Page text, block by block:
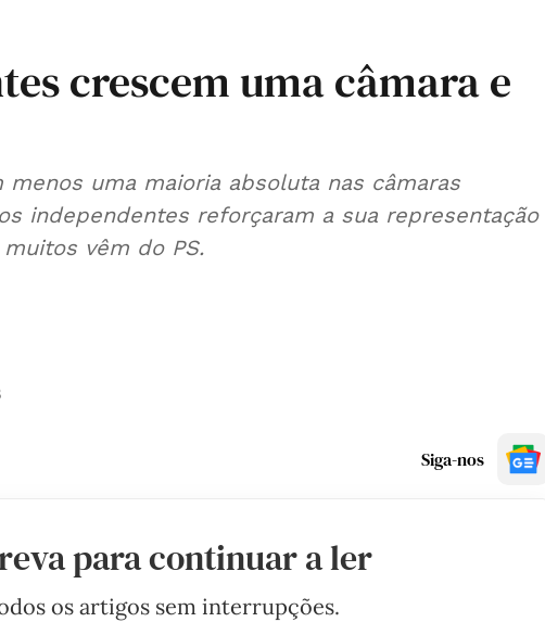
crescem uma câmara e
uma maioria absoluta nas câmaras
independentes reforçaram a sua representação
vêm do PS.
Siga-nos
para continuar a ler
os artigos sem interrupções.